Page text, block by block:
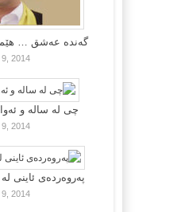
گه‌نده‌ عه‌شق …
9, 2014
چی لە سالە و
9, 2014
پەروەردەی ئاینی
9, 2014